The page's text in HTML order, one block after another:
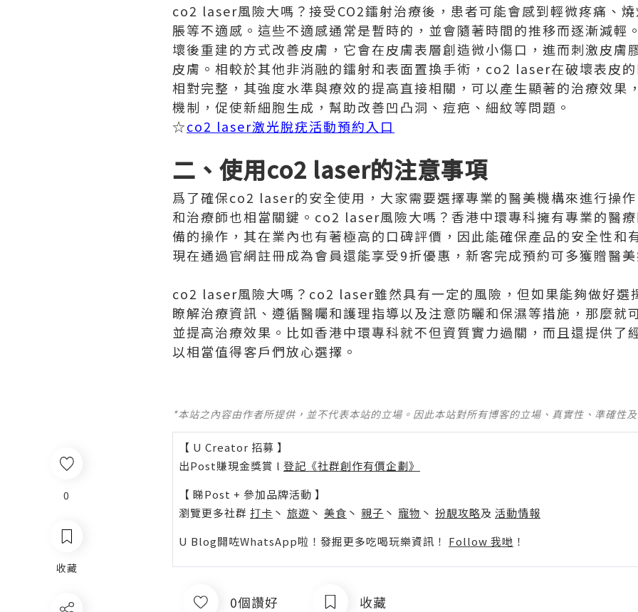
0
收藏
co2 laser風險大嗎？接受CO2鐳射治療後，患者可能會感到輕微疼痛、
脹等不適感。這些不適感通常是暫時的，並會隨著時間的推移而逐漸減
壞後重建的方式改善皮膚，它會在皮膚表層創造微小傷口，進而刺激皮膚
皮膚。相較於其他非消融的鐳射和表面置換手術，co2 laser在破壞表皮
相對完整，其強度水準與療效的提高直接相關，可以產生顯著的治療效果
機制，促使新細胞生成，幫助改善凹凸洞、痘疤、細紋等問題。
☆co2 laser激光脫疣活動預約入口
二、使用co2 laser的注意事項
爲了確保co2 laser的安全使用，大家需要選擇專業的醫美機構來進行操
和治療師也相當關鍵。co2 laser風險大嗎？香港中環專科擁有專業的醫
備的操作，其在業內也有著極高的口碑評價，因此能確保產品的安全性和
現在通過官網註冊成為會員還能享受9折優惠，新客完成預約可多獲贈醫
co2 laser風險大嗎？co2 laser雖然具有一定的風險，但如果能夠做好選
瞭解治療資訊、遵循醫囑和護理指導以及注意防曬和保濕等措施，那麼就
並提高治療效果。比如香港中環專科就不但資質實力過關，而且還提供了
以相當值得客戶們放心選擇。
*本站之內容由作者所提供，並不代表本站的立場。因此本站對所有博客的立場、真實性、準確性
【 U Creator 招募 】
出Post賺現金獎賞 l 登記《社群創作有價企劃》
【 睇Post + 參加品牌活動 】
瀏覽更多社群 打卡 丶 旅遊 丶 美食 丶 親子 丶 寵物 丶 扮靚攻略及 活動情報
U Blog開咗WhatsApp啦！發掘更多吃喝玩樂資訊！ Follow 我哋 ！
0個讚好 收藏